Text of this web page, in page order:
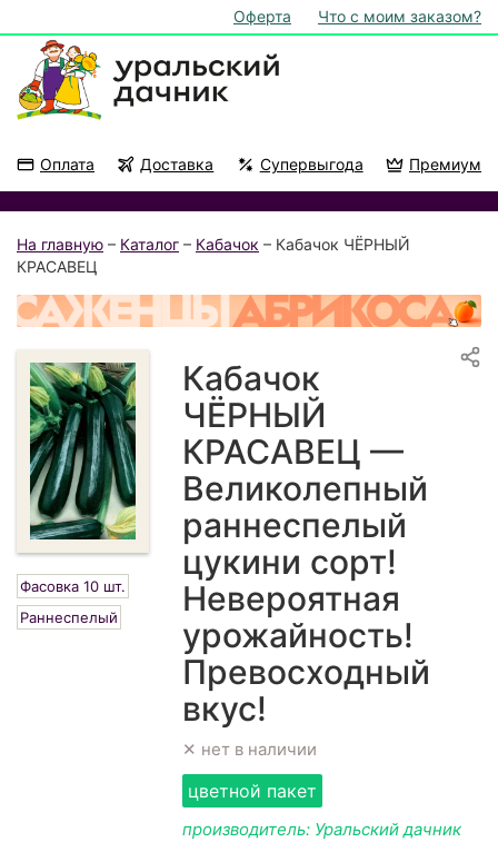
Оферта Что с моим заказом?
Оплата Доставка Супервыгода Премиум
На главную – Каталог – Кабачок – Кабачок ЧЁРНЫЙ
КРАСАВЕЦ
Фасовка 10 шт.
Раннеспелый
Кабачок
ЧЁРНЫЙ
КРАСАВЕЦ —
Великолепный
раннеспелый
цукини сорт!
Невероятная
урожайность!
Превосходный
вкус!
✕ нет в наличии
цветной пакет
производитель: Уральский дачник